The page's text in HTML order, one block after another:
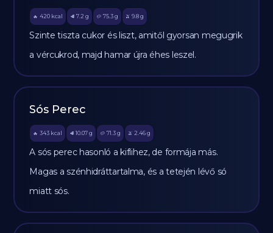
🔥 420 kcal 🥩 7.2 g 🥔 75.3g 🫒 9.8 g
Szinte tiszta cukor és liszt, amitől gyorsan megugrik
a vércukrod, majd hamar újra éhes leszel.
Sós Perec
🔥 343 kcal 🥩 10.07 g 🥔 71.3g 🫒 2.46 g
A sós perec hasonló a kiflihez, de formája más.
Magas a szénhidráttartalma, és a tetején lévő só
miatt sós.